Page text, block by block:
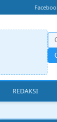
REDAKSI